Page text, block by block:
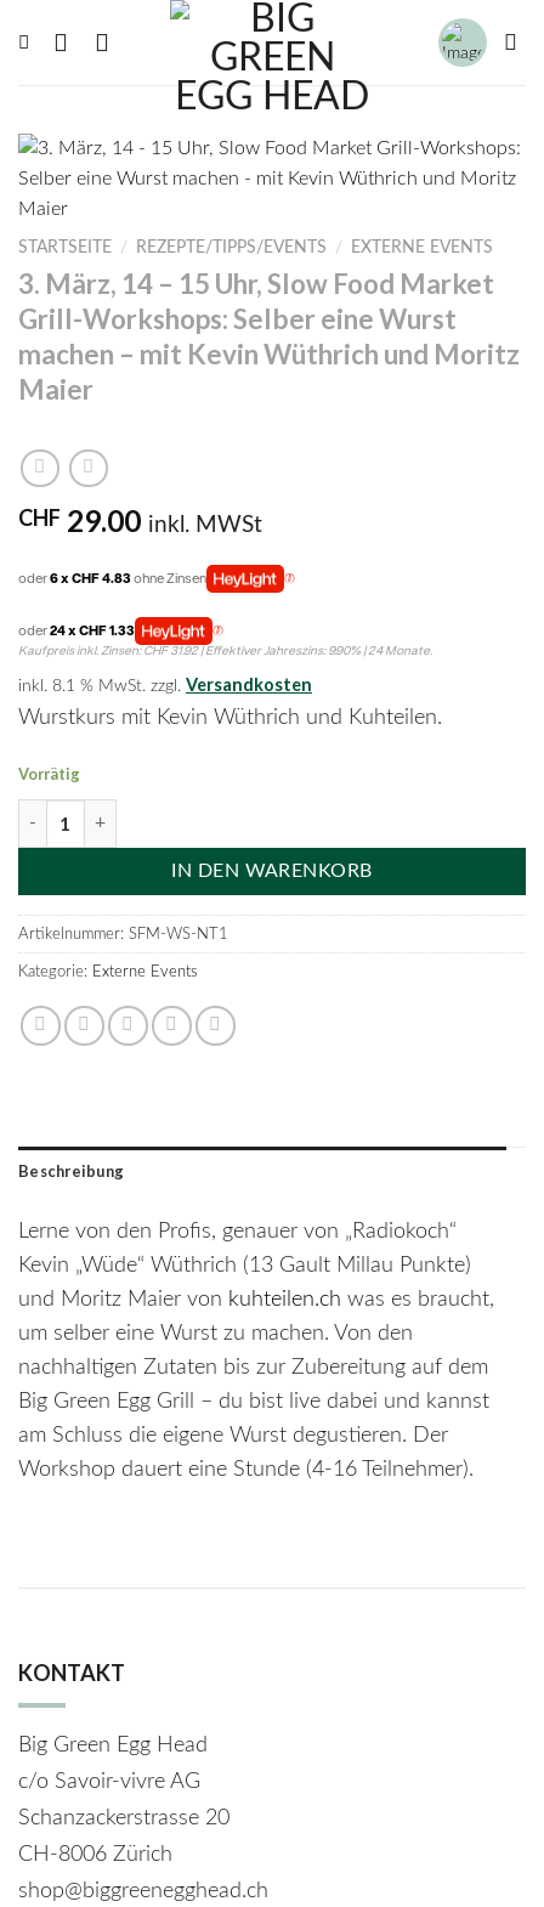
Inhalt
STARTSEITE / REZEPTE/TIPPS/EVENTS / EXTERNE EVENTS
3. März, 14 – 15 Uhr, Slow Food Market
Grill-Workshops: Selber eine Wurst
machen – mit Kevin Wüthrich und Moritz
Maier
CHF 29.00 inkl. MWSt
oder6 x CHF 4.83ohne Zinsen
oder24 x CHF 1.33
Kaufpreis inkl. Zinsen: CHF 31.92 | Effektiver Jahreszins: 9.90% | 24 Monate.
inkl. 8.1 % MwSt. zzgl. Versandkosten
Wurstkurs mit Kevin Wüthrich und Kuhteilen.
Vorrätig
IN DEN WARENKORB
Artikelnummer: SFM-WS-NT1
Kategorie: Externe Events
Beschreibung
Lerne von den Profis, genauer von „Radiokoch“
Kevin „Wüde“ Wüthrich (13 Gault Millau Punkte)
und Moritz Maier von kuhteilen.ch was es braucht,
um selber eine Wurst zu machen. Von den
nachhaltigen Zutaten bis zur Zubereitung auf dem
Big Green Egg Grill – du bist live dabei und kannst
am Schluss die eigene Wurst degustieren. Der
Workshop dauert eine Stunde (4-16 Teilnehmer).
KONTAKT
Big Green Egg Head
c/o Savoir-vivre AG
Schanzackerstrasse 20
CH-8006 Zürich
shop@biggreenegghead.ch